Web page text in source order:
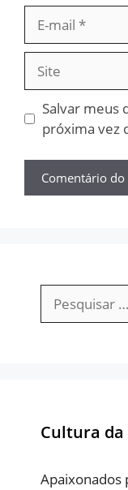
mail
Site
Salvar meus
próxima vez
Pesquisar
por:
Cultura da
Apaixonados